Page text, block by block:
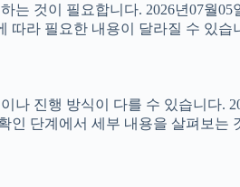
것이 필요합니다. 2026년07월
라 필요한 내용이 달라질 수 있
진행 방식이 다를 수 있습니다.
단계에서 세부 내용을 살펴보는